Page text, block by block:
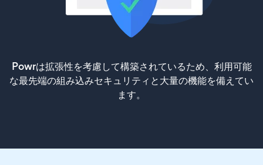
Powrは拡張性を考慮して構築されているため、利用可能
な最先端の組み込みセキュリティと大量の機能を備えてい
ます。